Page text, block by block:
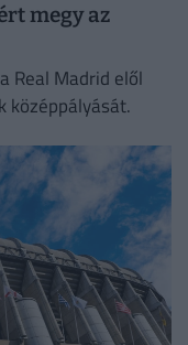
megy az
Real Madrid elől
középpályását.